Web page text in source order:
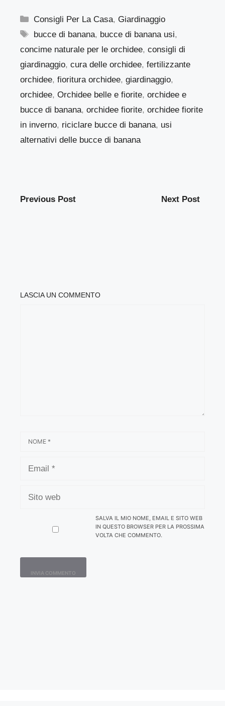
Categorie
Consigli Per La Casa,Giardinaggio
Tag
bucce di banana, bucce di banana usi,
concime naturale per le orchidee, consigli di
giardinaggio, cura delle orchidee, fertilizzante
orchidee, fioritura orchidee, giardinaggio,
orchidee, Orchidee belle e fiorite, orchidee e
bucce di banana, orchidee fiorite, orchidee fiorite
in inverno, riciclare bucce di banana, usi
alternativi delle bucce di banana
Previous Post Next Post
LASCIA UN COMMENTO
WEB
SALVA IL MIO NOME, EMAIL E SITO WEB
IN QUESTO BROWSER PER LA PROSSIMA
VOLTA CHE COMMENTO.